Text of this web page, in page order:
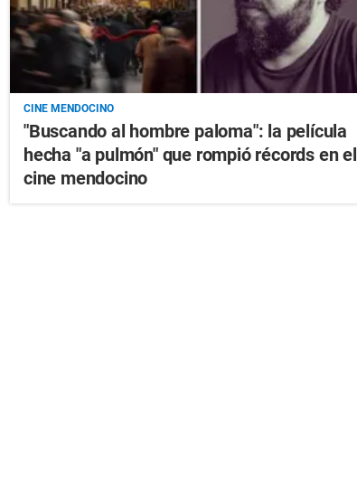
CINE MENDOCINO
"Buscando al hombre paloma": la película
hecha "a pulmón" que rompió récords en el
cine mendocino